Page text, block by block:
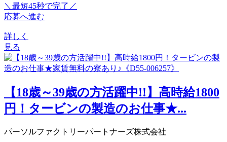
＼最短45秒で完了／
応募へ進む
詳しく
見る
【18歳～39歳の方活躍中!!】高時給1800
円！タービンの製造のお仕事★...
パーソルファクトリーパートナーズ株式会社